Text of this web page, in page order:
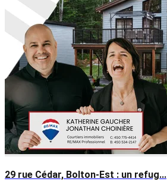
29 rue Cédar, Bolton-Est : un refug...